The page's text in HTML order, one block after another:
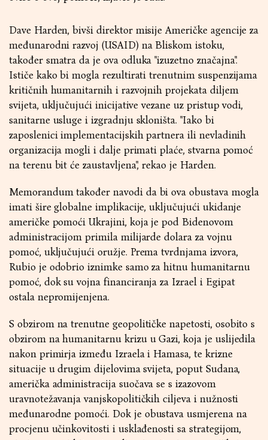
Dave Harden, bivši direktor misije Američke agencije za
međunarodni razvoj (USAID) na Bliskom istoku,
također smatra da je ova odluka "izuzetno značajna".
Ističe kako bi mogla rezultirati trenutnim suspenzijama
kritičnih humanitarnih i razvojnih projekata diljem
svijeta, uključujući inicijative vezane uz pristup vodi,
sanitarne usluge i izgradnju skloništa. "Iako bi
zaposlenici implementacijskih partnera ili nevladinih
organizacija mogli i dalje primati plaće, stvarna pomoć
na terenu bit će zaustavljena", rekao je Harden.
Memorandum također navodi da bi ova obustava mogla
imati šire globalne implikacije, uključujući ukidanje
američke pomoći Ukrajini, koja je pod Bidenovom
administracijom primila milijarde dolara za vojnu
pomoć, uključujući oružje. Prema tvrdnjama izvora,
Rubio je odobrio iznimke samo za hitnu humanitarnu
pomoć, dok su vojna financiranja za Izrael i Egipat
ostala nepromijenjena.
S obzirom na trenutne geopolitičke napetosti, osobito s
obzirom na humanitarnu krizu u Gazi, koja je uslijedila
nakon primirja između Izraela i Hamasa, te krizne
situacije u drugim dijelovima svijeta, poput Sudana,
američka administracija suočava se s izazovom
uravnotežavanja vanjskopolitičkih ciljeva i nužnosti
međunarodne pomoći. Dok je obustava usmjerena na
procjenu učinkovitosti i usklađenosti sa strategijom,